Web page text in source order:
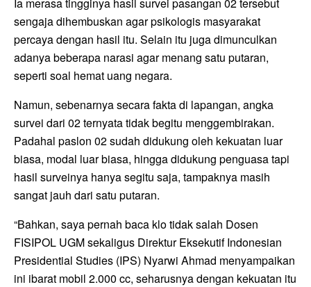
sengaja dihembuskan agar psikologis masyarakat
percaya dengan hasil itu. Selain itu juga dimunculkan
adanya beberapa narasi agar menang satu putaran,
seperti soal hemat uang negara.
Namun, sebenarnya secara fakta di lapangan, angka
survei dari 02 ternyata tidak begitu menggembirakan.
Padahal paslon 02 sudah didukung oleh kekuatan luar
biasa, modal luar biasa, hingga didukung penguasa tapi
hasil surveinya hanya segitu saja, tampaknya masih
sangat jauh dari satu putaran.
“Bahkan, saya pernah baca klo tidak salah Dosen
FISIPOL UGM sekaligus Direktur Eksekutif Indonesian
Presidential Studies (IPS) Nyarwi Ahmad menyampaikan
ini ibarat mobil 2.000 cc, seharusnya dengan kekuatan itu